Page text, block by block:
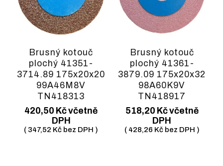
Brusný kotouč
plochý 41351-
3714.89 175x20x20
99A46M8V
TN418313
420,50 Kčvčetně
DPH
( 347,52 Kč bez DPH )
Brusný kotouč
plochý 41361-
3879.09 175x20x32
98A60K9V
TN418917
518,20 Kčvčetně
DPH
( 428,26 Kčbez DPH )